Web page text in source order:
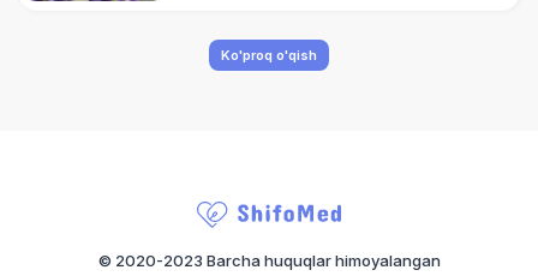
Ko'proq o'qish
© 2020-2023 Barcha huquqlar himoyalangan